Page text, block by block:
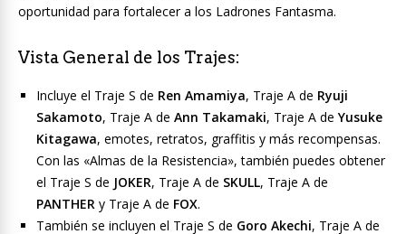
oportunidad para fortalecer a los Ladrones Fantasma.
Vista General de los Trajes:
Incluye el Traje S de Ren Amamiya, Traje A de Ryuji
Sakamoto, Traje A de Ann Takamaki, Traje A deYusuke
Kitagawa, emotes, retratos, graffitis y más recompensas.
Con las «Almas de la Resistencia», también puedes obtener
el Traje S de JOKER, Traje A de SKULL, Traje A de
PANTHER y Traje A de FOX.
También se incluyen el Traje S de Goro Akechi, Traje A de